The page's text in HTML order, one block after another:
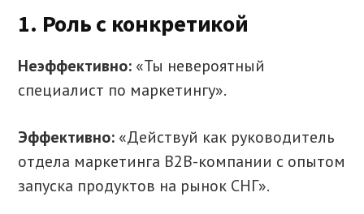
1. Роль с конкретикой
Неэффективно: «Ты невероятный
специалист по маркетингу».
Эффективно: «Действуй как руководитель
отдела маркетинга B2B-компании с опытом
запуска продуктов на рынок СНГ».